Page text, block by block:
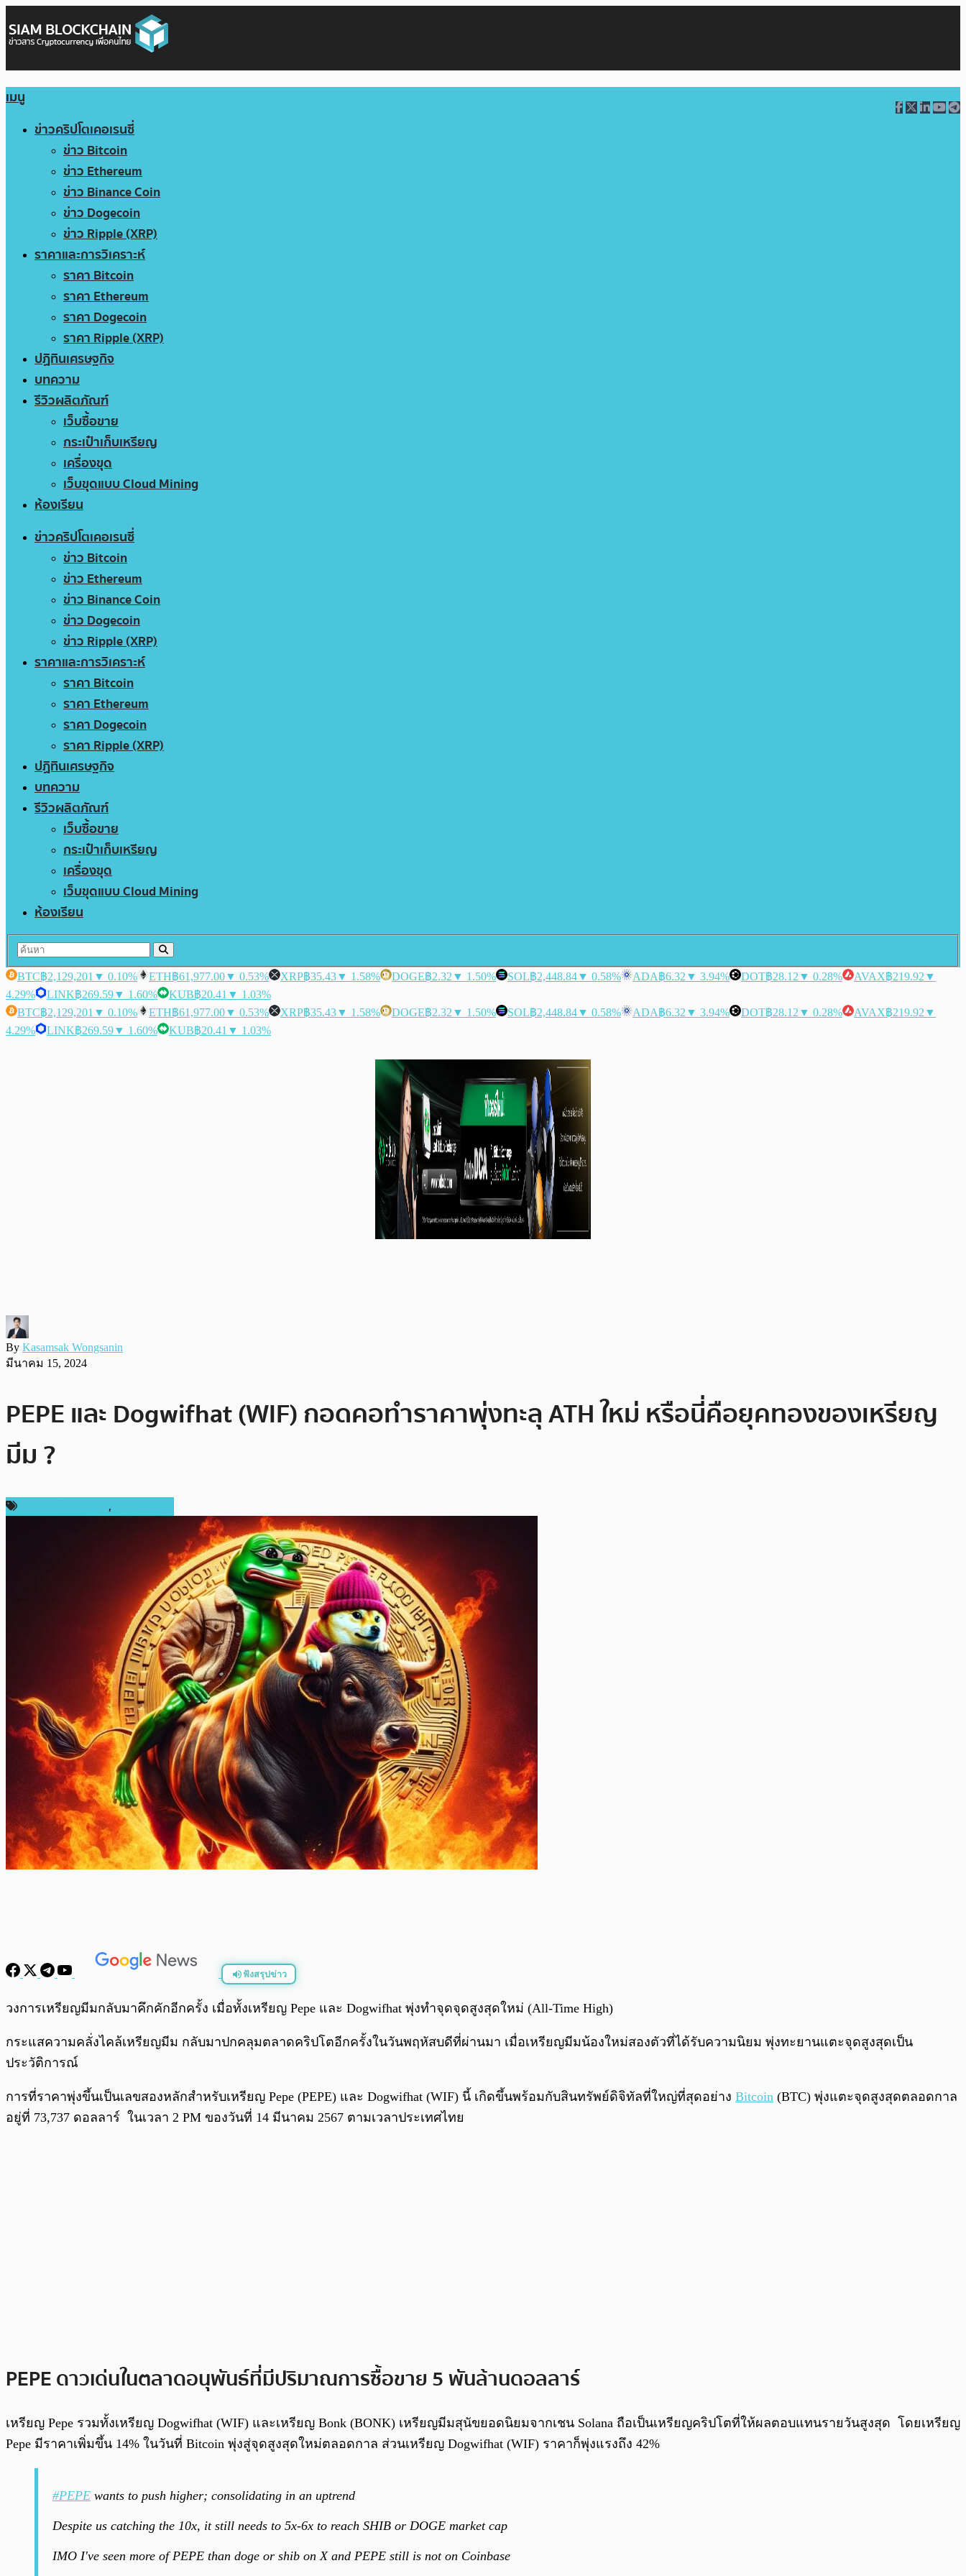
เมนู
ข่าวคริปโตเคอเรนซี่
ข่าว Bitcoin
ข่าว Ethereum
ข่าว Binance Coin
ข่าว Dogecoin
ข่าว Ripple (XRP)
ราคาและการวิเคราะห์
ราคา Bitcoin
ราคา Ethereum
ราคา Dogecoin
ราคา Ripple (XRP)
ปฏิทินเศรษฐกิจ
บทความ
รีวิวผลิตภัณฑ์
เว็บซื้อขาย
กระเป๋าเก็บเหรียญ
เครื่องขุด
เว็บขุดแบบ Cloud Mining
ห้องเรียน
ข่าวคริปโตเคอเรนซี่
ข่าว Bitcoin
ข่าว Ethereum
ข่าว Binance Coin
ข่าว Dogecoin
ข่าว Ripple (XRP)
ราคาและการวิเคราะห์
ราคา Bitcoin
ราคา Ethereum
ราคา Dogecoin
ราคา Ripple (XRP)
ปฏิทินเศรษฐกิจ
บทความ
รีวิวผลิตภัณฑ์
เว็บซื้อขาย
กระเป๋าเก็บเหรียญ
เครื่องขุด
เว็บขุดแบบ Cloud Mining
ห้องเรียน
BTC฿2,129,201 ▼ 0.10% ETH฿61,977.00▼ 0.53% XRP฿35.43▼ 1.58% DOGE฿2.32 ▼ 1.50% SOL฿2,448.84▼ 0.58% ADA฿6.32 ▼ 3.94% DOT฿28.12 ▼ 0.28% AVAX฿219.92 ▼
4.29%
LINK฿269.59▼ 1.60% KUB฿20.41 ▼ 1.03%
BTC฿2,129,201 ▼ 0.10% ETH฿61,977.00▼ 0.53% XRP฿35.43▼ 1.58% DOGE฿2.32 ▼ 1.50% SOL฿2,448.84▼ 0.58% ADA฿6.32 ▼ 3.94% DOT฿28.12 ▼ 0.28% AVAX฿219.92 ▼
4.29%
LINK฿269.59▼ 1.60% KUB฿20.41 ▼ 1.03%
By Kasamsak Wongsanin
มีนาคม 15, 2024
PEPE และ Dogwifhat (WIF) กอดคอทำราคาพุ่งทะลุ ATH ใหม่ หรือนี่คือยุคทองของเหรียญ
มีม ?
,
ฟังสรุปข่าว
พร้อมเล่น
วงการเหรียญมีมกลับมาคึกคักอีกครั้ง เมื่อทั้งเหรียญ Pepe และ Dogwifhat พุ่งทำจุดจุดสูงสุดใหม่ (All-Time High)
กระแสความคลั่งไคล้เหรียญมีม กลับมาปกคลุมตลาดคริปโตอีกครั้งในวันพฤหัสบดีที่ผ่านมา เมื่อเหรียญมีมน้องใหม่สองตัวที่ได้รับความนิยม พุ่งทะยานแตะจุดสูงสุดเป็น
ประวัติการณ์
การที่ราคาพุ่งขึ้นเป็นเลขสองหลักสำหรับเหรียญ Pepe (PEPE) และ Dogwifhat (WIF) นี้ เกิดขึ้นพร้อมกับสินทรัพย์ดิจิทัลที่ใหญ่ที่สุดอย่าง Bitcoin (BTC) พุ่งแตะจุดสูงสุดตลอดกาล
อยู่ที่ 73,737 ดอลลาร์ ในเวลา 2 PM ของวันที่ 14 มีนาคม 2567 ตามเวลาประเทศไทย
PEPE ดาวเด่นในตลาดอนุพันธ์ที่มีปริมาณการซื้อขาย 5 พันล้านดอลลาร์
เหรียญ Pepe รวมทั้งเหรียญ Dogwifhat (WIF) และเหรียญ Bonk (BONK) เหรียญมีมสุนัขยอดนิยมจากเชน Solana ถือเป็นเหรียญคริปโตที่ให้ผลตอบแทนรายวันสูงสุด โดยเหรียญ
Pepe มีราคาเพิ่มขึ้น 14% ในวันที่ Bitcoin พุ่งสู่จุดสูงสุดใหม่ตลอดกาล ส่วนเหรียญ Dogwifhat (WIF) ราคาก็พุ่งแรงถึง 42%
#PEPE wants to push higher; consolidating in an uptrend
Despite us catching the 10x, it still needs to 5x-6x to reach SHIB or DOGE market cap
IMO I've seen more of PEPE than doge or shib on X and PEPE still is not on Coinbase